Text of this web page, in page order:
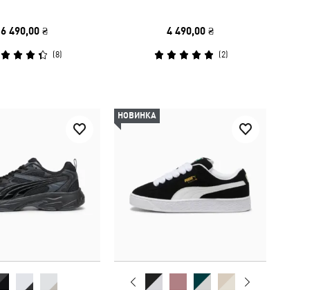
6 490,00 ₴
(8)
4 490,00 ₴
(2)
НОВИНКА